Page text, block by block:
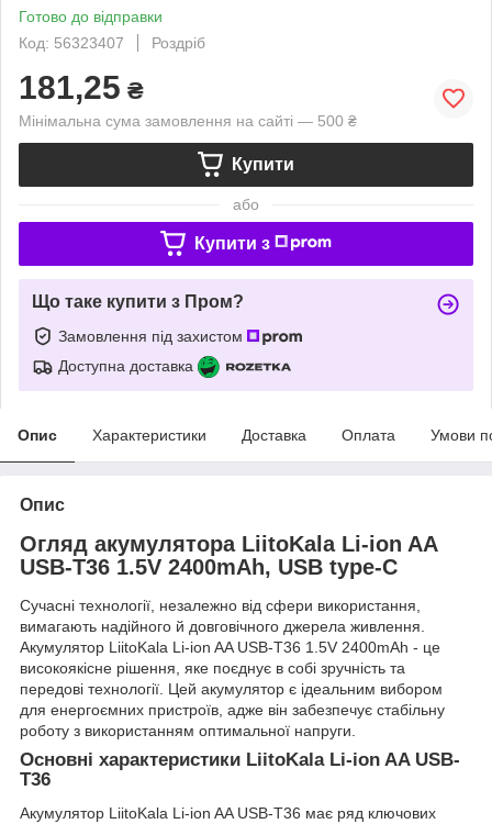
Готово до відправки
Код: 56323407
Роздріб
181,25 ₴
Мінімальна сума замовлення на сайті — 500 ₴
Купити
або
Купити з
Що таке купити з Пром?
Замовлення під захистом
Доступна доставка
Опис Характеристики Доставка Оплата Умови
Опис
Огляд акумулятора LiitoKala Li-ion AA
USB-T36 1.5V 2400mAh, USB type-C
Сучасні технології, незалежно від сфери використання,
вимагають надійного й довговічного джерела живлення.
Акумулятор LiitoKala Li-ion AA USB-T36 1.5V 2400mAh - це
високоякісне рішення, яке поєднує в собі зручність та
передові технології. Цей акумулятор є ідеальним вибором
для енергоємних пристроїв, адже він забезпечує стабільну
роботу з використанням оптимальної напруги.
Основні характеристики LiitoKala Li-ion AA USB-
T36
Акумулятор LiitoKala Li-ion AA USB-T36 має ряд ключових